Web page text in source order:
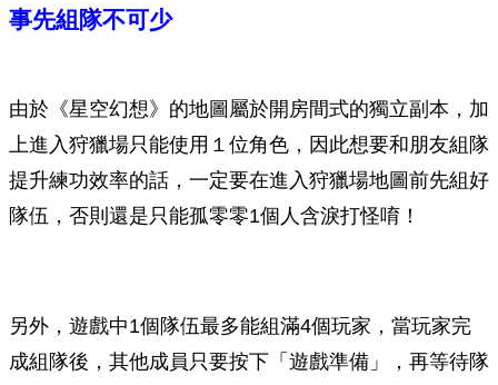
事先組隊不可少
由於《星空幻想》的地圖屬於開房間式的獨立副本，加
上進入狩獵場只能使用１位角色，因此想要和朋友組隊
提升練功效率的話，一定要在進入狩獵場地圖前先組好
隊伍，否則還是只能孤零零1個人含淚打怪唷！
另外，遊戲中1個隊伍最多能組滿4個玩家，當玩家完
成組隊後，其他成員只要按下「遊戲準備」，再等待隊